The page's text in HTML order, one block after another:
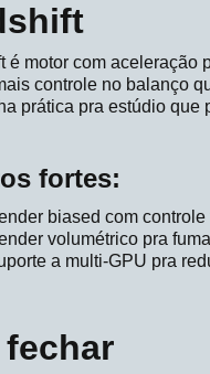
é motor com aceleração
controle no balanço
prática pra estúdio que
fortes:
biased com
volumétrico pra
a multi-GPU pra
fechar